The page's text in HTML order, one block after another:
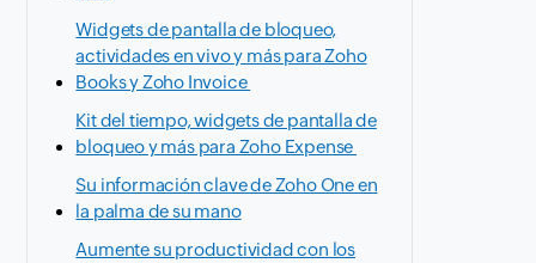
Widgets de pantalla de bloqueo,
actividades en vivo y más para Zoho
Books y Zoho Invoice
Kit del tiempo, widgets de pantalla de
bloqueo y más para Zoho Expense
Su información clave de Zoho One en
la palma de su mano
Aumente su productividad con los